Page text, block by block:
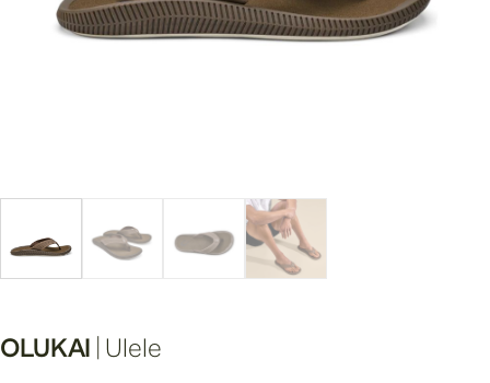
OLUKAI Ulele